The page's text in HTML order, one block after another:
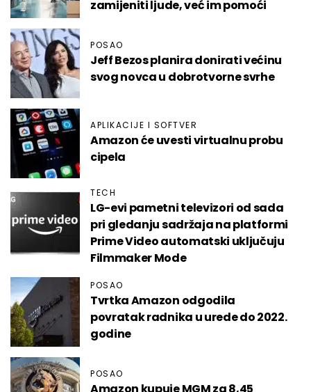
zamijeniti ljude, već im pomoći
POSAO
Jeff Bezos planira donirati većinu
svog novca u dobrotvorne svrhe
APLIKACIJE I SOFTVER
Amazon će uvesti virtualnu probu
cipela
TECH
LG-evi pametni televizori od sada
pri gledanju sadržaja na platformi
Prime Video automatski uključuju
Filmmaker Mode
POSAO
Tvrtka Amazon odgodila
povratak radnika u urede do 2022.
godine
POSAO